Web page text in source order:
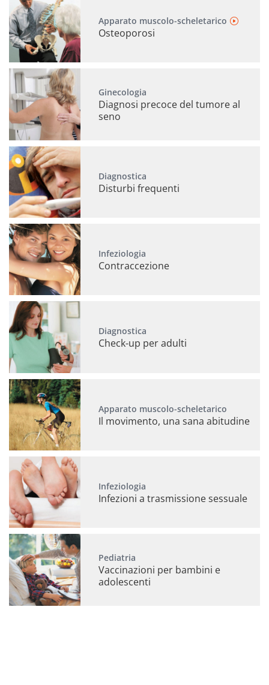
Apparato muscolo-scheletarico
Osteoporosi
Ginecologia
Diagnosi precoce del tumore al
seno
Diagnostica
Disturbi frequenti
Infeziologia
Contraccezione
Diagnostica
Check-up per adulti
Apparato muscolo-scheletarico
Il movimento, una sana abitudine
Infeziologia
Infezioni a trasmissione sessuale
Pediatria
Vaccinazioni per bambini e
adolescenti